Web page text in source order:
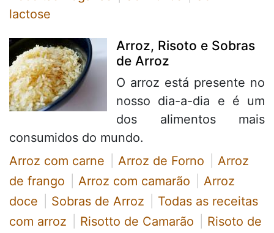
lactose
Arroz, Risoto e Sobras
de Arroz
O arroz está presente no
nosso dia-a-dia e é um
dos alimentos mais
consumidos do mundo.
Arroz com carne
Arroz de Forno
Arroz
de frango
Arroz com camarão
Arroz
doce
Sobras de Arroz
Todas as receitas
com arroz
Risotto de Camarão
Risoto de